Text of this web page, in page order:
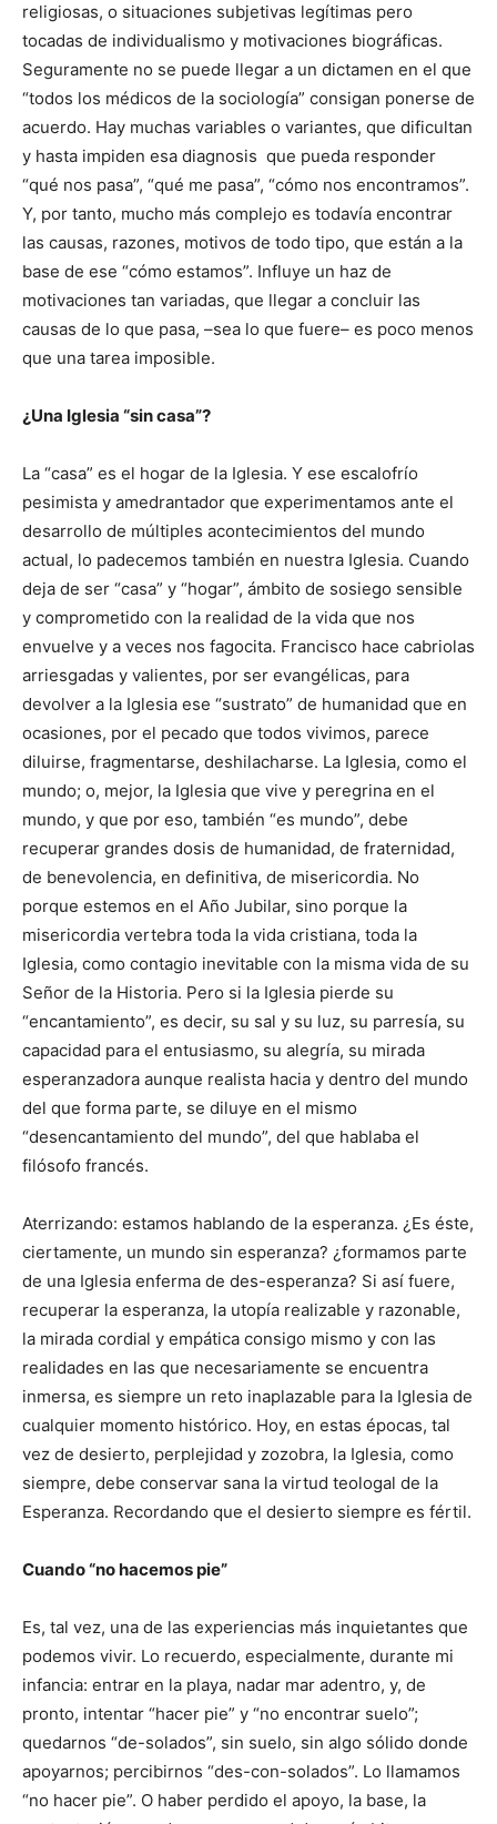
religiosas, o situaciones subjetivas legítimas pero
tocadas de individualismo y motivaciones biográficas.
Seguramente no se puede llegar a un dictamen en el que
“todos los médicos de la sociología” consigan ponerse de
acuerdo. Hay muchas variables o variantes, que dificultan
y hasta impiden esa diagnosis que pueda responder
“qué nos pasa”, “qué me pasa”, “cómo nos encontramos”.
Y, por tanto, mucho más complejo es todavía encontrar
las causas, razones, motivos de todo tipo, que están a la
base de ese “cómo estamos”. Influye un haz de
motivaciones tan variadas, que llegar a concluir las
causas de lo que pasa, –sea lo que fuere– es poco menos
que una tarea imposible.
¿Una Iglesia “sin casa”?
La “casa” es el hogar de la Iglesia. Y ese escalofrío
pesimista y amedrantador que experimentamos ante el
desarrollo de múltiples acontecimientos del mundo
actual, lo padecemos también en nuestra Iglesia. Cuando
deja de ser “casa” y “hogar”, ámbito de sosiego sensible
y comprometido con la realidad de la vida que nos
envuelve y a veces nos fagocita. Francisco hace cabriolas
arriesgadas y valientes, por ser evangélicas, para
devolver a la Iglesia ese “sustrato” de humanidad que en
ocasiones, por el pecado que todos vivimos, parece
diluirse, fragmentarse, deshilacharse. La Iglesia, como el
mundo; o, mejor, la Iglesia que vive y peregrina en el
mundo, y que por eso, también “es mundo”, debe
recuperar grandes dosis de humanidad, de fraternidad,
de benevolencia, en definitiva, de misericordia. No
porque estemos en el Año Jubilar, sino porque la
misericordia vertebra toda la vida cristiana, toda la
Iglesia, como contagio inevitable con la misma vida de su
Señor de la Historia. Pero si la Iglesia pierde su
“encantamiento”, es decir, su sal y su luz, su parresía, su
capacidad para el entusiasmo, su alegría, su mirada
esperanzadora aunque realista hacia y dentro del mundo
del que forma parte, se diluye en el mismo
“desencantamiento del mundo”, del que hablaba el
filósofo francés.
Aterrizando: estamos hablando de la esperanza. ¿Es éste,
ciertamente, un mundo sin esperanza? ¿formamos parte
de una Iglesia enferma de des-esperanza? Si así fuere,
recuperar la esperanza, la utopía realizable y razonable,
la mirada cordial y empática consigo mismo y con las
realidades en las que necesariamente se encuentra
inmersa, es siempre un reto inaplazable para la Iglesia de
cualquier momento histórico. Hoy, en estas épocas, tal
vez de desierto, perplejidad y zozobra, la Iglesia, como
siempre, debe conservar sana la virtud teologal de la
Esperanza. Recordando que el desierto siempre es fértil.
Cuando “no hacemos pie”
Es, tal vez, una de las experiencias más inquietantes que
podemos vivir. Lo recuerdo, especialmente, durante mi
infancia: entrar en la playa, nadar mar adentro, y, de
pronto, intentar “hacer pie” y “no encontrar suelo”;
quedarnos “de-solados”, sin suelo, sin algo sólido donde
apoyarnos; percibirnos “des-con-solados”. Lo llamamos
“no hacer pie”. O haber perdido el apoyo, la base, la